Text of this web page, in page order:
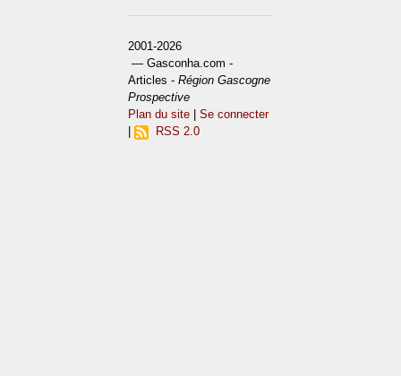
2001-2026
— Gasconha.com -
Articles -Région Gascogne
Prospective
Plan du site |Se connecter
|
RSS 2.0